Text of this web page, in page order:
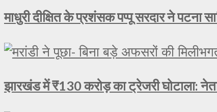
माधुरी दीक्षित के प्रशंसक पप्पू सरदार ने पटना
झारखंड में ₹130 करोड़ का ट्रेजरी घोटाला: